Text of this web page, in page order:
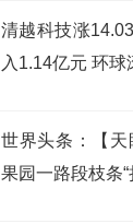
清越科技涨
入1.14亿元 环球
世界头条：【天
果园一路段枝条